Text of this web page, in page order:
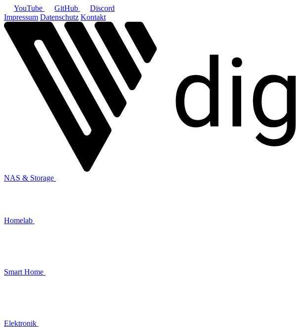
YouTube GitHub
Discord
Impressum Datenschutz Kontakt
NAS & Storage
Homelab
Smart Home
Elektronik